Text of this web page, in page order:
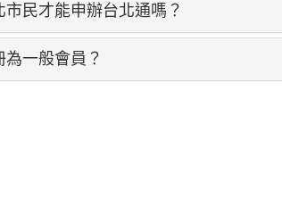
市民才能申辦台北通嗎？
為一般會員？